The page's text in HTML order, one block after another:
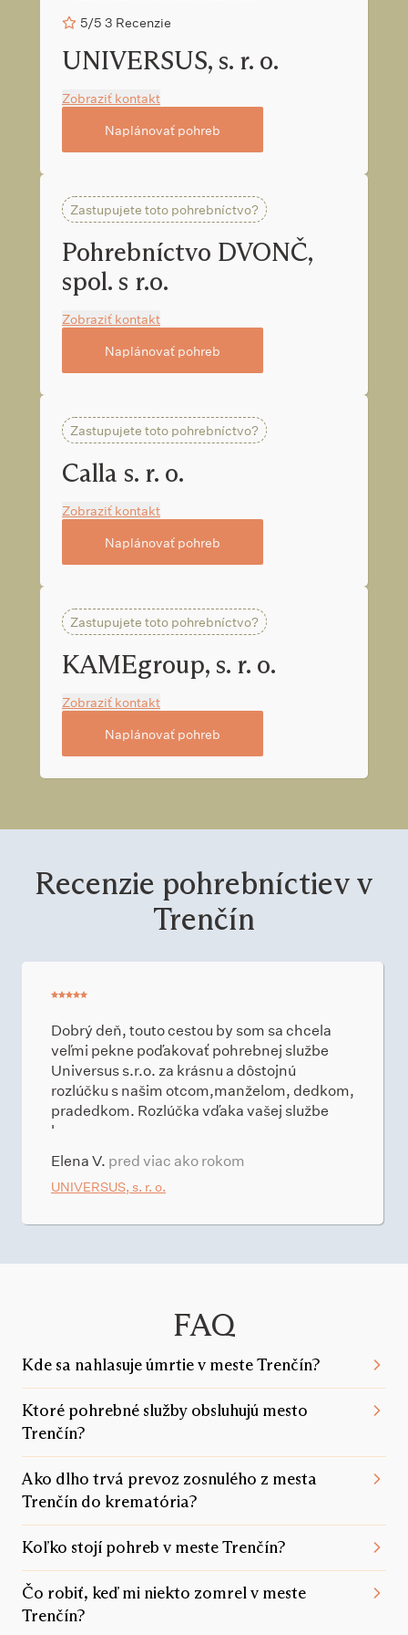
5/5 3 Recenzie
UNIVERSUS, s. r. o.
Zobraziť kontakt
Naplánovať pohreb
Zastupujete toto pohrebníctvo?
Pohrebníctvo DVONČ,
spol. s r.o.
Zobraziť kontakt
Naplánovať pohreb
Zastupujete toto pohrebníctvo?
Calla s. r. o.
Zobraziť kontakt
Naplánovať pohreb
Zastupujete toto pohrebníctvo?
KAMEgroup, s. r. o.
Zobraziť kontakt
Naplánovať pohreb
Recenzie pohrebníctiev v
Trenčín
Dobrý deň, touto cestou by som sa chcela
veľmi pekne poďakovať pohrebnej službe
Universus s.r.o. za krásnu a dôstojnú
rozlúčku s našim otcom,manželom, dedkom,
pradedkom. Rozlúčka vďaka vašej službe
bo...
Elena V. pred viac ako rokom
UNIVERSUS, s. r. o.
FAQ
Kde sa nahlasuje úmrtie v meste Trenčín?
Ktoré pohrebné služby obsluhujú mesto
Trenčín?
Ako dlho trvá prevoz zosnulého z mesta
Trenčín do krematória?
Koľko stojí pohreb v meste Trenčín?
Čo robiť, keď mi niekto zomrel v meste
Trenčín?